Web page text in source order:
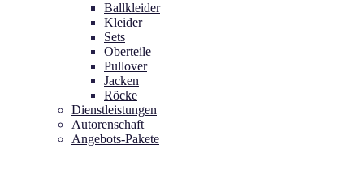
Ballkleider
Kleider
Sets
Oberteile
Pullover
Jacken
Röcke
Dienstleistungen
Autorenschaft
Angebots-Pakete